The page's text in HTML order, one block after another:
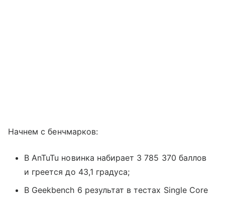
Начнем с бенчмарков:
В AnTuTu новинка набирает 3 785 370 баллов
и греется до 43,1 градуса;
В Geekbench 6 результат в тестах Single Core